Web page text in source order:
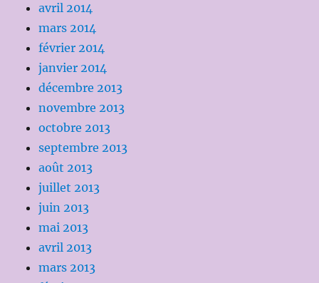
avril 2014
mars 2014
février 2014
janvier 2014
décembre 2013
novembre 2013
octobre 2013
septembre 2013
août 2013
juillet 2013
juin 2013
mai 2013
avril 2013
mars 2013